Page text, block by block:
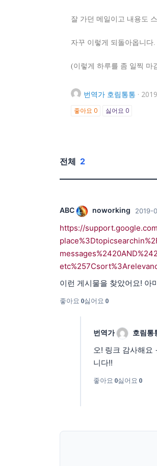
잘 가던 메일이고 내용도
자꾸 이렇게 되돌아옵니다.
(이렇게 하루를 좀 일찍 마
번역가 호림통통 ·
좋아요 0 싫어요 0
전체 2
ABC noworking 2019-
https://
이런 게시물을 찾았어요! 아
좋아요 0싫어요 0
번역가 호림통
오! 링크 감사해요
니다!!
좋아요 0싫어요 0